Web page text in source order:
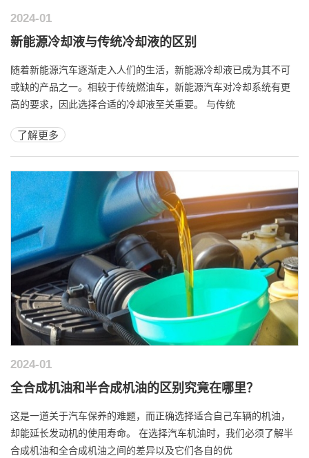
2024-01
新能源冷却液与传统冷却液的区别
随着新能源汽车逐渐走入人们的生活，新能源冷却液已成为其不可
或缺的产品之一。相较于传统燃油车，新能源汽车对冷却系统有更
高的要求，因此选择合适的冷却液至关重要。 与传统
了解更多
2024-01
全合成机油和半合成机油的区别究竟在哪里？
这是一道关于汽车保养的难题，而正确选择适合自己车辆的机油，
却能延长发动机的使用寿命。 在选择汽车机油时，我们必须了解半
合成机油和全合成机油之间的差异以及它们各自的优